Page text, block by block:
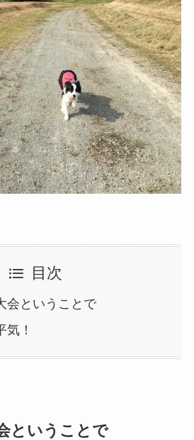
目次
会ということで
！
ということで